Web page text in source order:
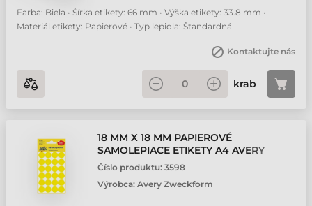
Farba: Biela • Šírka etikety: 66 mm • Výška etikety: 33.8 mm •
Materiál etikety: Papierové • Typ lepidla: Štandardná
Kontaktujte nás
krab
18 MM X 18 MM PAPIEROVÉ
SAMOLEPIACE ETIKETY A4 AVERY
ZWECKFORM ŽLTÁ ( 4
HÁRKOV/BALENIE )
Číslo produktu: 3598
Výrobca: Avery Zweckform